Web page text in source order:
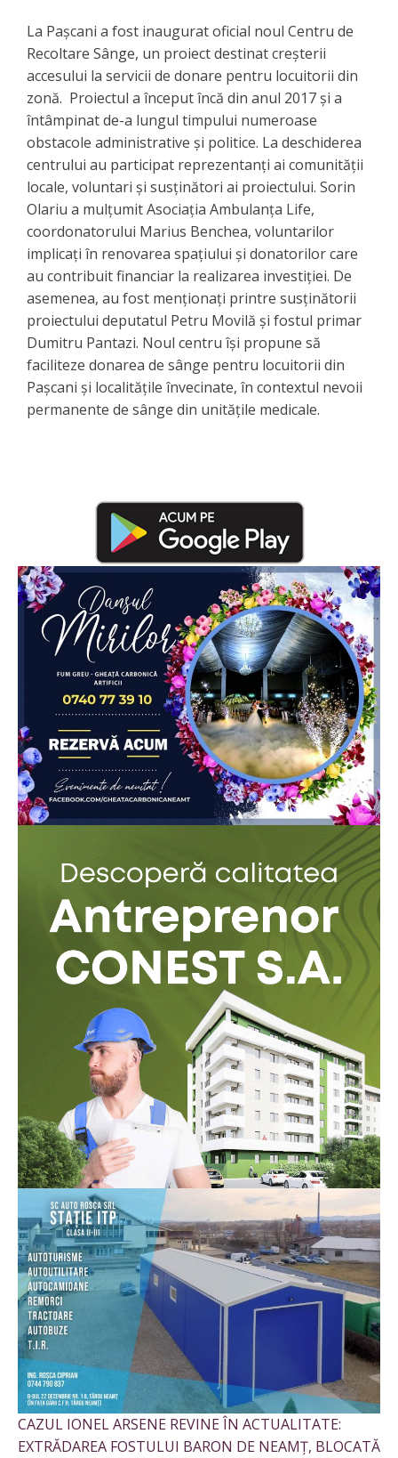
La Pașcani a fost inaugurat oficial noul Centru de
Recoltare Sânge, un proiect destinat creșterii
accesului la servicii de donare pentru locuitorii din
zonă. Proiectul a început încă din anul 2017 și a
întâmpinat de-a lungul timpului numeroase
obstacole administrative și politice. La deschiderea
centrului au participat reprezentanți ai comunității
locale, voluntari și susținători ai proiectului. Sorin
Olariu a mulțumit Asociația Ambulanța Life,
coordonatorului Marius Benchea, voluntarilor
implicați în renovarea spațiului și donatorilor care
au contribuit financiar la realizarea investiției. De
asemenea, au fost menționați printre susținătorii
proiectului deputatul Petru Movilă și fostul primar
Dumitru Pantazi. Noul centru își propune să
faciliteze donarea de sânge pentru locuitorii din
Pașcani și localitățile învecinate, în contextul nevoii
permanente de sânge din unitățile medicale.
CAZUL IONEL ARSENE REVINE ÎN ACTUALITATE:
EXTRĂDAREA FOSTULUI BARON DE NEAMȚ, BLOCATĂ